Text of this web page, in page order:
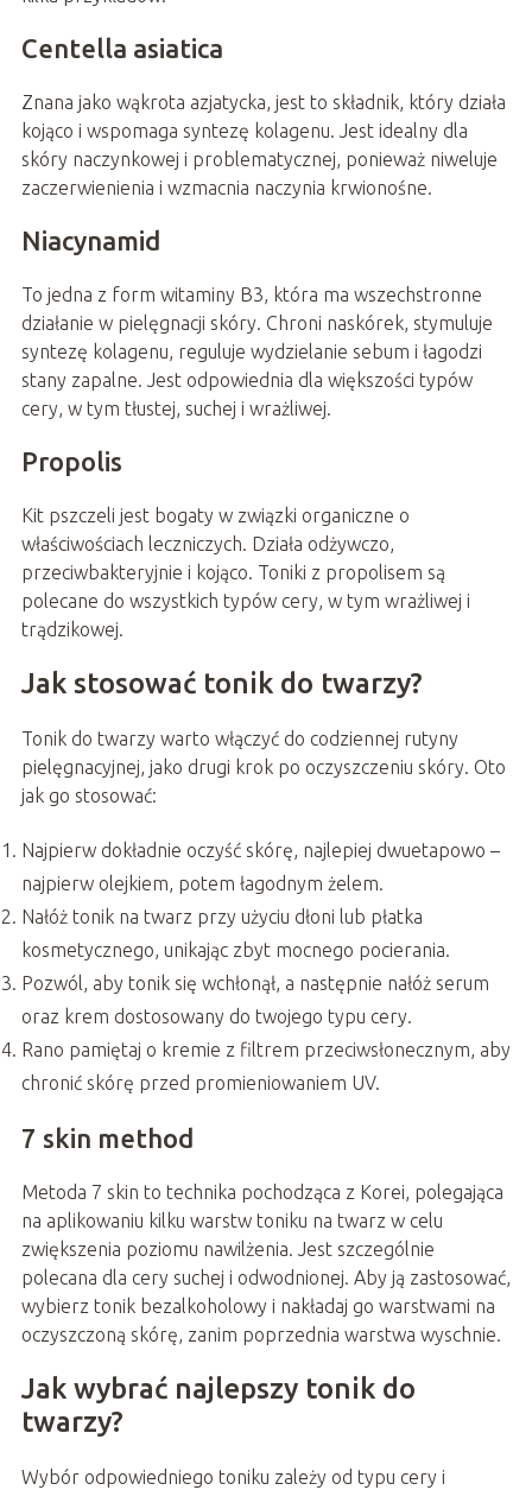
Centella asiatica
Znana jako wąkrota azjatycka, jest to składnik, który działa
kojąco i wspomaga syntezę kolagenu. Jest idealny dla
skóry naczynkowej i problematycznej, ponieważ niweluje
zaczerwienienia i wzmacnia naczynia krwionośne.
Niacynamid
To jedna z form witaminy B3, która ma wszechstronne
działanie w pielęgnacji skóry. Chroni naskórek, stymuluje
syntezę kolagenu, reguluje wydzielanie sebum i łagodzi
stany zapalne. Jest odpowiednia dla większości typów
cery, w tym tłustej, suchej i wrażliwej.
Propolis
Kit pszczeli jest bogaty w związki organiczne o
właściwościach leczniczych. Działa odżywczo,
przeciwbakteryjnie i kojąco. Toniki z propolisem są
polecane do wszystkich typów cery, w tym wrażliwej i
trądzikowej.
Jak stosować tonik do twarzy?
Tonik do twarzy warto włączyć do codziennej rutyny
pielęgnacyjnej, jako drugi krok po oczyszczeniu skóry. Oto
jak go stosować:
Najpierw dokładnie oczyść skórę, najlepiej dwuetapowo –
najpierw olejkiem, potem łagodnym żelem.
Nałóż tonik na twarz przy użyciu dłoni lub płatka
kosmetycznego, unikając zbyt mocnego pocierania.
Pozwól, aby tonik się wchłonął, a następnie nałóż serum
oraz krem dostosowany do twojego typu cery.
Rano pamiętaj o kremie z filtrem przeciwsłonecznym, aby
chronić skórę przed promieniowaniem UV.
7 skin method
Metoda 7 skin to technika pochodząca z Korei, polegająca
na aplikowaniu kilku warstw toniku na twarz w celu
zwiększenia poziomu nawilżenia. Jest szczególnie
polecana dla cery suchej i odwodnionej. Aby ją zastosować,
wybierz tonik bezalkoholowy i nakładaj go warstwami na
oczyszczoną skórę, zanim poprzednia warstwa wyschnie.
Jak wybrać najlepszy tonik do
twarzy?
Wybór odpowiedniego toniku zależy od typu cery i